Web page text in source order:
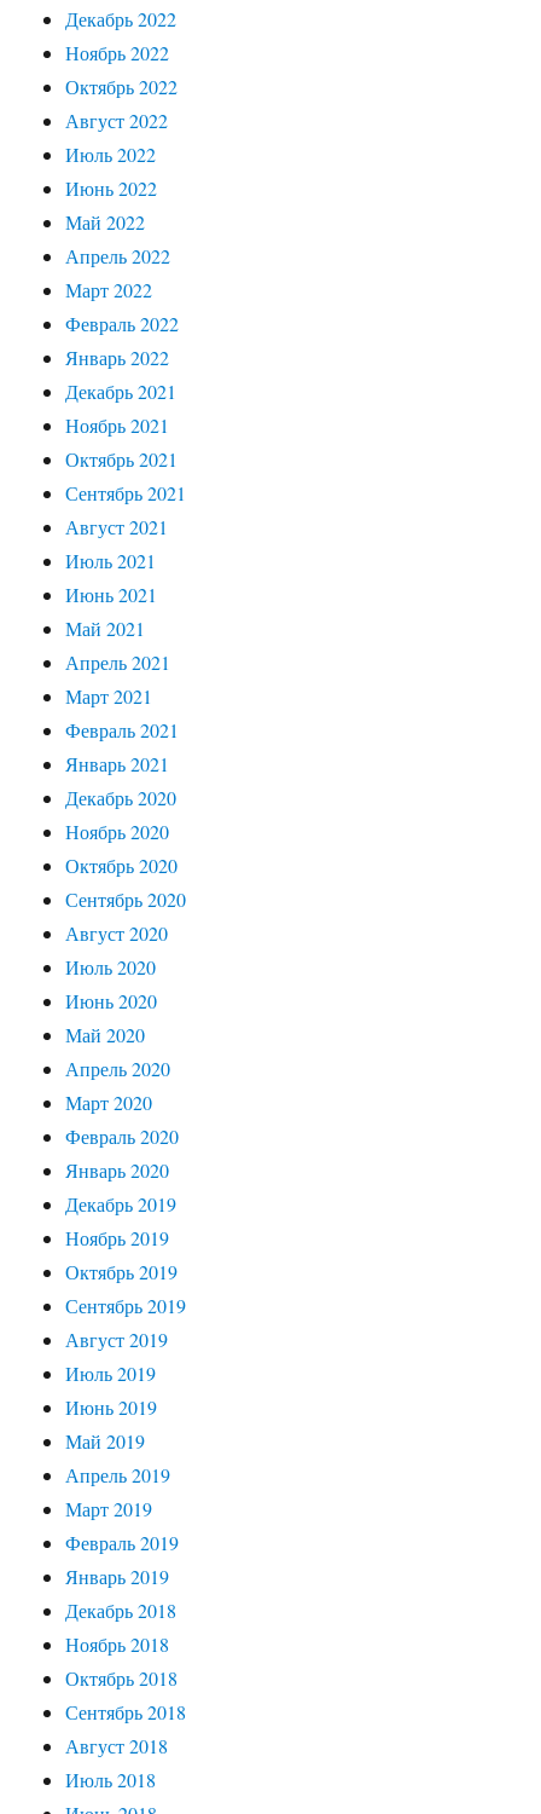
Декабрь 2022
Ноябрь 2022
Октябрь 2022
Август 2022
Июль 2022
Июнь 2022
Май 2022
Апрель 2022
Март 2022
Февраль 2022
Январь 2022
Декабрь 2021
Ноябрь 2021
Октябрь 2021
Сентябрь 2021
Август 2021
Июль 2021
Июнь 2021
Май 2021
Апрель 2021
Март 2021
Февраль 2021
Январь 2021
Декабрь 2020
Ноябрь 2020
Октябрь 2020
Сентябрь 2020
Август 2020
Июль 2020
Июнь 2020
Май 2020
Апрель 2020
Март 2020
Февраль 2020
Январь 2020
Декабрь 2019
Ноябрь 2019
Октябрь 2019
Сентябрь 2019
Август 2019
Июль 2019
Июнь 2019
Май 2019
Апрель 2019
Март 2019
Февраль 2019
Январь 2019
Декабрь 2018
Ноябрь 2018
Октябрь 2018
Сентябрь 2018
Август 2018
Июль 2018